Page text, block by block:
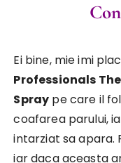
Ei bine, mie imi
Professionals
Spray pe care il
coafarea parului,
intarziat sa apara.
iar daca aceasta